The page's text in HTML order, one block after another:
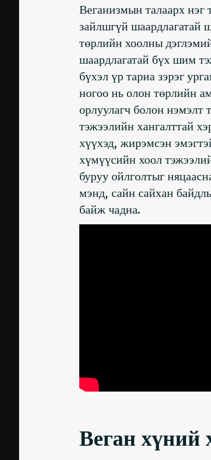
Веганизмын талаарх нэг
зайлшгүй шаардлагатай
төрлийн хоолны
шаардлагатай бүх шим
бүхэл үр тариа зэрэг
ногоо нь олон төрлийн
орлуулагч болон
тэжээлийн хангалттай
хүүхэд, жирэмсэн
хүмүүсийн хоол
буруу ойлголтыг
мэнд, сайн сайхан
байж чадна.
Веган хүний